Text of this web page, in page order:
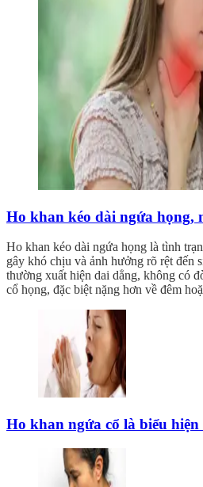
Ho khan kéo dài ngứa họng,
Ho khan kéo dài ngứa họng là tình
gây khó chịu và ảnh hưởng rõ rệt đến
thường xuất hiện dai dẳng, không có
cổ họng, đặc biệt nặng hơn về đêm
Ho khan ngứa cổ là biểu hiện